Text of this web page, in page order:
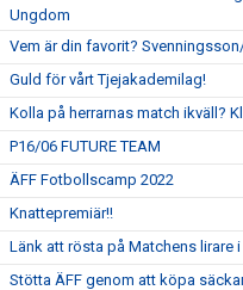
Ungdom
Vem är din favorit?
Guld för vårt Tjejakademilag!
Kolla på herrarnas match ikväll?
P16/06 FUTURE TEAM
ÄFF Fotbollscamp 2022
Knattepremiär!!
Länk att rösta på Matchens lirare i
Stötta ÄFF genom att köpa